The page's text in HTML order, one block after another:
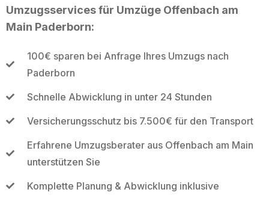
Umzugsservices für Umzüge Offenbach am
Main Paderborn:
100€ sparen bei Anfrage Ihres Umzugs nach
Paderborn
Schnelle Abwicklung in unter 24 Stunden
Versicherungsschutz bis 7.500€ für den Transport
Erfahrene Umzugsberater aus Offenbach am Main
unterstützen Sie
Komplette Planung & Abwicklung inklusive